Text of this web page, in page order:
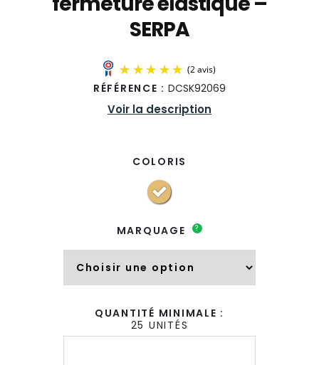
SERPA
RÉFÉRENCE : DCSK92069
Voir la description
COLORIS
MARQUAGE ?
QUANTITÉ MINIMALE :
25 UNITÉS
quantité